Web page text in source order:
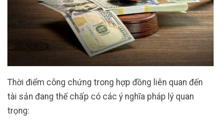
Thời điểm công chứng trong hợp đồng liên quan đến
tài sản đang thế chấp có các ý nghĩa pháp lý quan
trọng: